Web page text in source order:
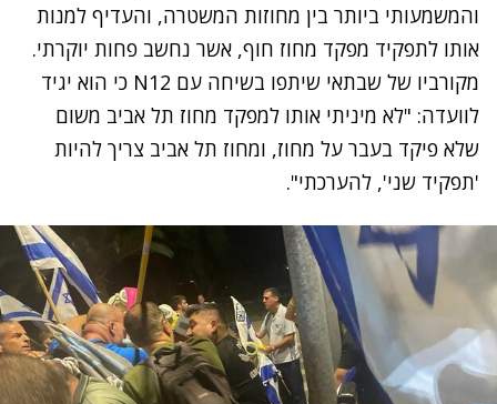
והמשמעותי ביותר בין מחוזות המשטרה, והעדיף למנות
אותו לתפקיד מפקד מחוז חוף, אשר נחשב פחות יוקרתי.
מקורביו של שבתאי שיתפו בשיחה עם N12 כי הוא יגיד
לוועדה: "לא מיניתי אותו למפקד מחוז תל אביב משום
שלא פיקד בעבר על מחוז, ומחוז תל אביב צריך להיות
'תפקיד שני', להערכתי".